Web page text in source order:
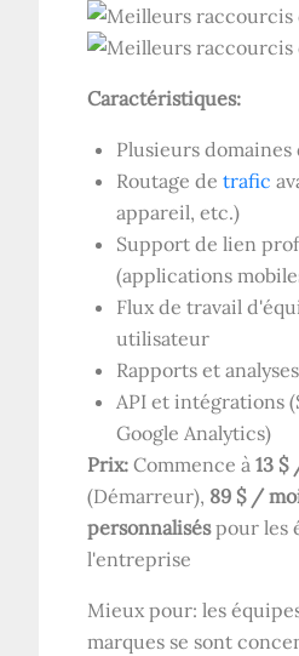
Caractéristiques:
Plusieurs domaines
Routage detrafic
appareil, etc.)
Support de lien
(applications
Flux de travail
utilisateur
Rapports et
API et intégrations
Google Analytics)
Prix: Commence à13
(Démarreur), 89 $ /
personnaliséspour les
l'entreprise
Mieux pour: les
marques se sont